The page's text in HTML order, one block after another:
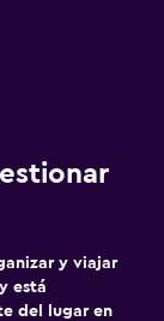
y viajar
está
del lugar en